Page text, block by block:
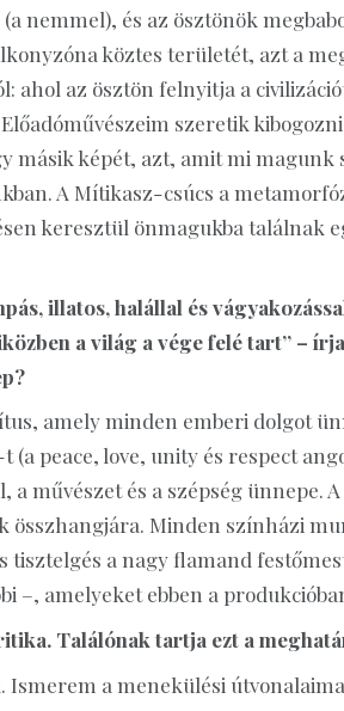
nemmel), és az ösztönök
köztes területét, azt a
ahol az ösztön felnyitja a
szeretik
másik képét, azt, amit mi
A Mítikasz-csúcs a
keresztül önmagukba találnak
illatos, halállal és
a világ a vége felé tart” –
amely minden emberi dolgot
peace, love, unity és respect
a művészet és a szépség ünnepe.
Minden színházi
tisztelgés a nagy flamand
–, amelyeket ebben a
Találónak tartja ezt a
a menekülési